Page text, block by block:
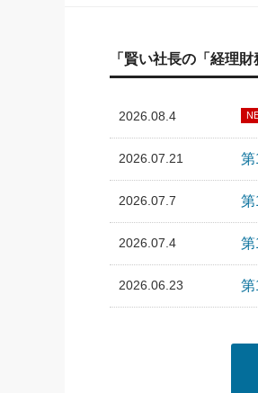
「賢い社長の「経理
2026.08.4
2026.07.21
2026.07.7
2026.07.4
2026.06.23